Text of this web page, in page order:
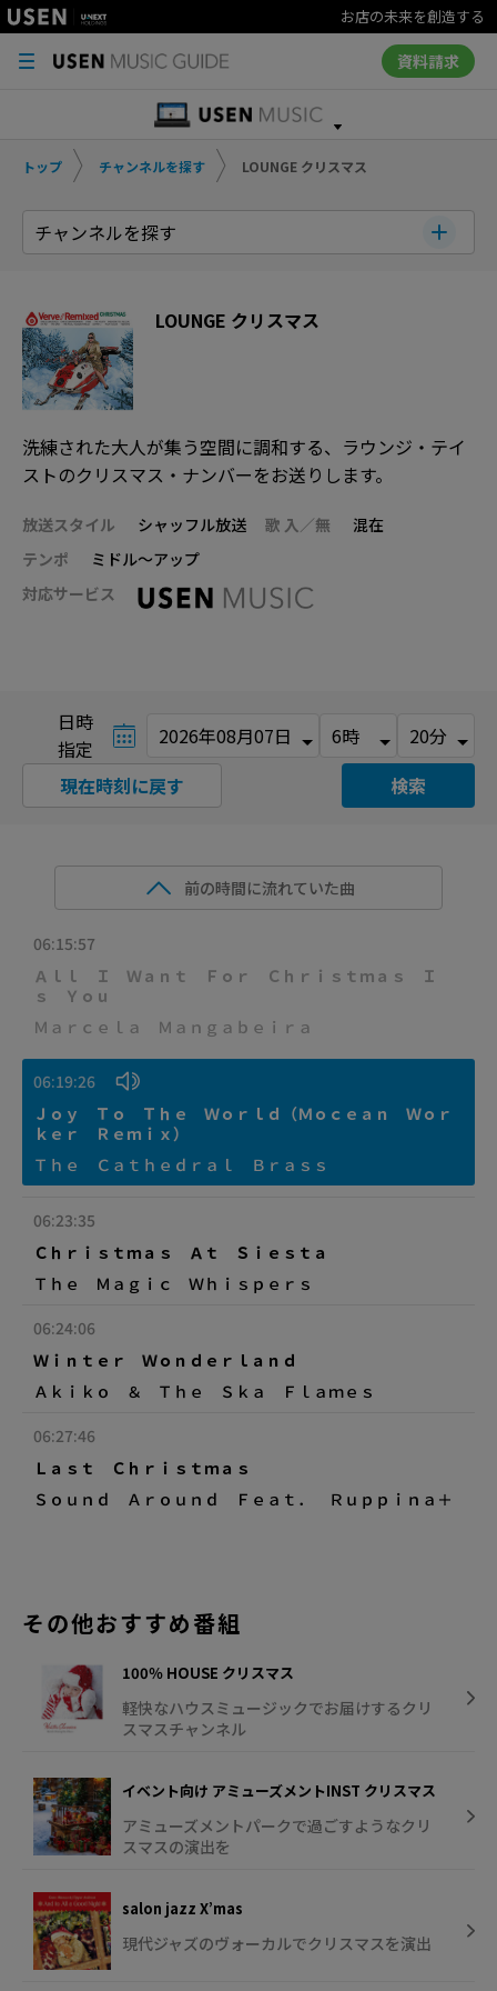
お店の未来を創造する
資料請求
トップ チャンネルを探す LOUNGE クリスマス
チャンネルを探す
LOUNGE クリスマス
洗練された大人が集う空間に調和する、ラウンジ・テイ
ストのクリスマス・ナンバーをお送りします。
放送スタイル シャッフル放送 歌 入／無
混在
テンポ
ミドル～アップ
対応サービス
日時
指定
検索
現在時刻に戻す
前の時間に流れていた曲
06:15:57
Ａｌｌ Ｉ Ｗａｎｔ Ｆｏｒ Ｃｈｒｉｓｔｍａｓ Ｉ
ｓ Ｙｏｕ
Ｍａｒｃｅｌａ Ｍａｎｇａｂｅｉｒａ
06:19:26
Ｊｏｙ Ｔｏ Ｔｈｅ Ｗｏｒｌｄ（Ｍｏｃｅａｎ Ｗｏｒ
ｋｅｒ Ｒｅｍｉｘ）
Ｔｈｅ Ｃａｔｈｅｄｒａｌ Ｂｒａｓｓ
06:23:35
Ｃｈｒｉｓｔｍａｓ Ａｔ Ｓｉｅｓｔａ
Ｔｈｅ Ｍａｇｉｃ Ｗｈｉｓｐｅｒｓ
06:24:06
Ｗｉｎｔｅｒ Ｗｏｎｄｅｒｌａｎｄ
Ａｋｉｋｏ ＆ Ｔｈｅ Ｓｋａ Ｆｌａｍｅｓ
06:27:46
Ｌａｓｔ Ｃｈｒｉｓｔｍａｓ
Ｓｏｕｎｄ Ａｒｏｕｎｄ Ｆｅａｔ． Ｒｕｐｐｉｎａ＋
その他おすすめ番組
100％ HOUSE クリスマス
軽快なハウスミュージックでお届けするクリ
スマスチャンネル
イベント向け アミューズメントINST クリスマス
アミューズメントパークで過ごすようなクリ
スマスの演出を
salon jazz X’mas
現代ジャズのヴォーカルでクリスマスを演出